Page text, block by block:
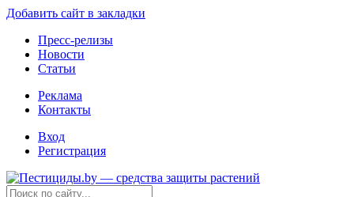
Добавить сайт в закладки
Пресс-релизы
Новости
Статьи
Реклама
Контакты
Вход
Регистрация